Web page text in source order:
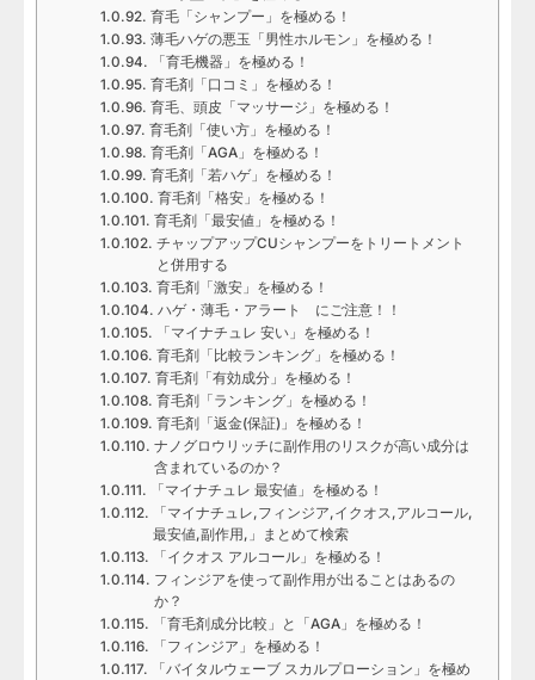
育毛「シャンプー」を極める！
薄毛ハゲの悪玉「男性ホルモン」を極める！
「育毛機器」を極める！
育毛剤「口コミ」を極める！
育毛、頭皮「マッサージ」を極める！
育毛剤「使い方」を極める！
育毛剤「AGA」を極める！
育毛剤「若ハゲ」を極める！
育毛剤「格安」を極める！
育毛剤「最安値」を極める！
チャップアップCUシャンプーをトリートメント
と併用する
育毛剤「激安」を極める！
ハゲ・薄毛・アラート にご注意！！
「マイナチュレ 安い」を極める！
育毛剤「比較ランキング」を極める！
育毛剤「有効成分」を極める！
育毛剤「ランキング」を極める！
育毛剤「返金(保証)」を極める！
ナノグロウリッチに副作用のリスクが高い成分は
含まれているのか？
「マイナチュレ 最安値」を極める！
「マイナチュレ,フィンジア,イクオス,アルコール,
最安値,副作用,」まとめて検索
「イクオス アルコール」を極める！
フィンジアを使って副作用が出ることはあるの
か？
「育毛剤成分比較」と「AGA」を極める！
「フィンジア」を極める！
「バイタルウェーブ スカルプローション」を極め